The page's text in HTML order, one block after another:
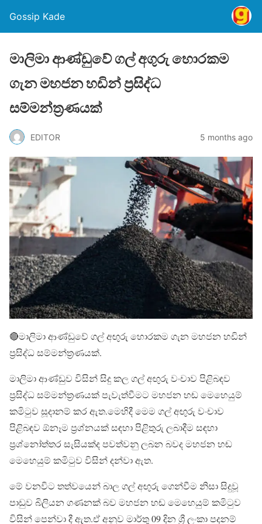
Gossip Kade
මාලිමා ආණ්ඩුවේ ගල් අගුරු හොරකම
ගැන මහජන හඩින් ප්‍රසිද්ධ
සම්මන්ත්‍රණයක්
EDITOR 5 months ago
🔴මාලිමා ආණ්ඩුවේ ගල් අඟුරු හොරකම ගැන මහජන හඩින්
ප්‍රසිද්ධ සම්මන්ත්‍රණයක්.
මාලිමා ආණ්ඩුව විසින් සිදු කල ගල් අඟුරු වංචාව පිළිබඳව
ප්‍රසිද්ධ සම්මන්ත්‍රණයක් පැවැත්වීමට මහජන හඬ මෙහෙයුම්
කමිටුව සූදානම් කර ඇත.මෙහිදී මෙම ගල් අඟුරු වංචාව
පිළිබඳව ඕනෑම ප්‍රශ්නයක් සඳහා පිළිතුරු ලබාදීම සඳහා
ප්‍රශ්නෝත්තර සැසියක්ද පවත්වනු ලබන බවද මහජන හඬ
මෙහෙයුම් කමිටුව විසින් දන්වා ඇත.
මේ වනවිට තත්වයෙන් බාල ගල් අඟුරු ගෙන්වීම නිසා සිදුවූ
පාඩුව බිලියන ගණනක් බව මහජන හඬ මෙහෙයුම් කමිටුව
විසින් පෙන්වා දී ඇත.ඒ අනුව මාර්තු 09 දින ශ්‍රී ලංකා පදනම්